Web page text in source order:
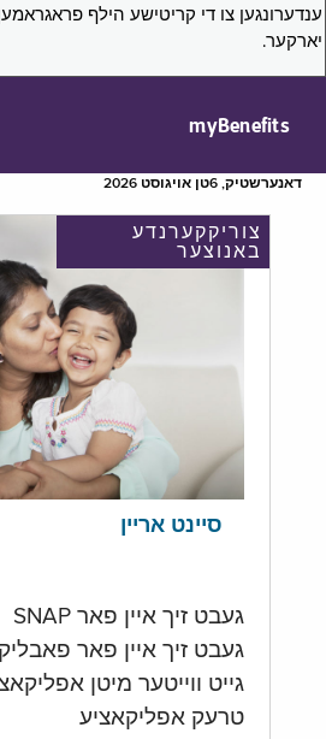
ענדערונגען צו די קריטישע הילף
יארקער.
myBenefits
דאנערשטיק, 6טן אויגוסט 2026
צוריקקערנדע
באנוצער
סיינט אריין
געבט זיך איין פאר SNAP
געבט זיך איין פאר
גייט ווייטער מיטן
טרעק אפליקאציע